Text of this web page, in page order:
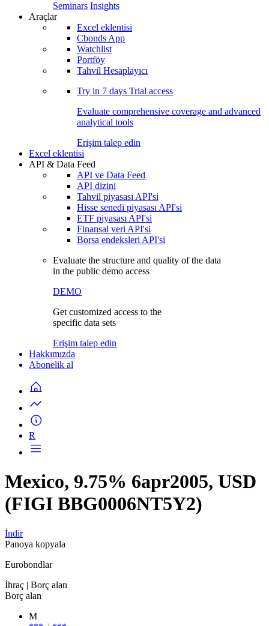
Seminars Insights
Araçlar
Excel eklentisi
Cbonds App
Watchlist
Portföy
Tahvil Hesaplayıcı
Try in 7 days Trial access
Evaluate comprehensive coverage and advanced
analytical tools
Erişim talep edin
Excel eklentisi
API & Data Feed
API ve Data Feed
API dizini
Tahvil piyasası API'si
Hisse senedi piyasası API'si
ETF piyasası API'si
Finansal veri API'si
Borsa endeksleri API'si
Evaluate the structure and quality of the data
in the public demo access
DEMO
Get customized access to the
specific data sets
Erişim talep edin
Hakkımızda
Abonelik al
R
Mexico, 9.75% 6apr2005, USD
(FIGI BBG0006NT5Y2)
İndir
Panoya kopyala
Eurobondlar
İhraç | Borç alan
Borç alan
M